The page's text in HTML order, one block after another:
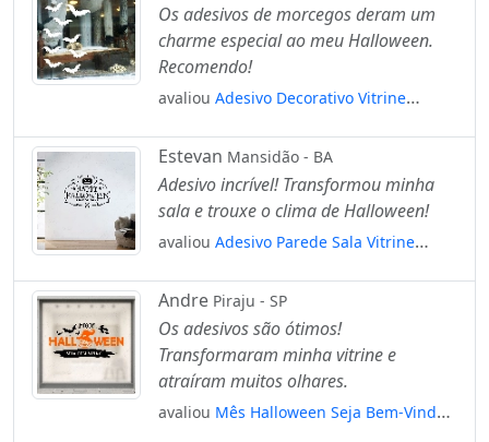
Os adesivos de morcegos deram um
charme especial ao meu Halloween.
Recomendo!
avaliou Adesivo Decorativo Vitrine
Mod:2092
Estevan Mansidão - BA
Adesivo incrível! Transformou minha
sala e trouxe o clima de Halloween!
avaliou Adesivo Parede Sala Vitrine
Andre Piraju - SP
Os adesivos são ótimos!
Transformaram minha vitrine e
atraíram muitos olhares.
avaliou Mês Halloween Seja Bem-Vindo